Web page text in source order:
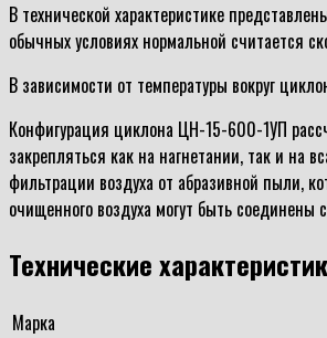
В технической характеристике
обычных условиях нормальной считается
В зависимости от температуры вокруг
Конфигурация циклона ЦН-15-600-1УП
закрепляться как на нагнетании, так и на
фильтрации воздуха от абразивной пыли,
очищенного воздуха могут быть
Технические
Марка